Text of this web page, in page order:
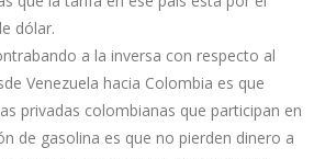
dólar.
a la inversa con respecto al
Venezuela hacia Colombia es que
privadas colombianas que participan en
de gasolina es que no pierden dinero a